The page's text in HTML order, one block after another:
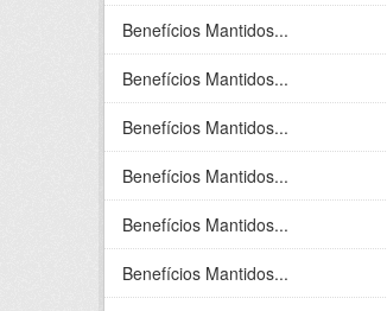
Benefícios Mantidos...
Benefícios Mantidos...
Benefícios Mantidos...
Benefícios Mantidos...
Benefícios Mantidos...
Benefícios Mantidos...